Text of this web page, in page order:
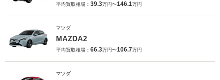
平均買取相場： 39.3万円〜146.1万円
マツダ
MAZDA2
平均買取相場： 66.3万円〜106.7万円
マツダ